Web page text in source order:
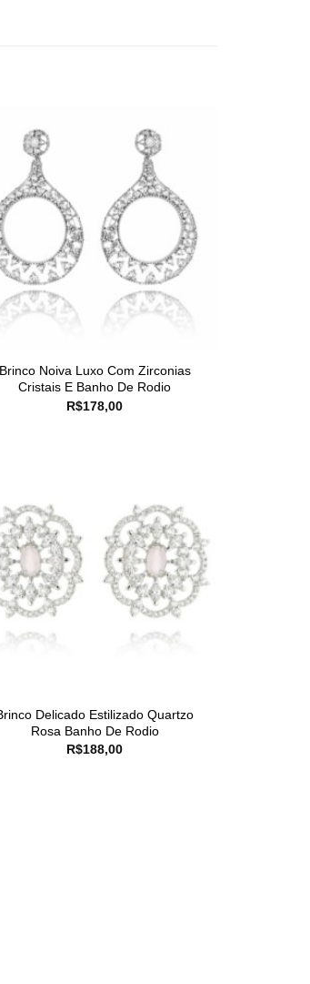
Brinco Noiva Luxo Com Zirconias
Cristais E Banho De Rodio
R$178,00
Delicado Estilizado Quartzo
Rosa Banho De Rodio
R$188,00